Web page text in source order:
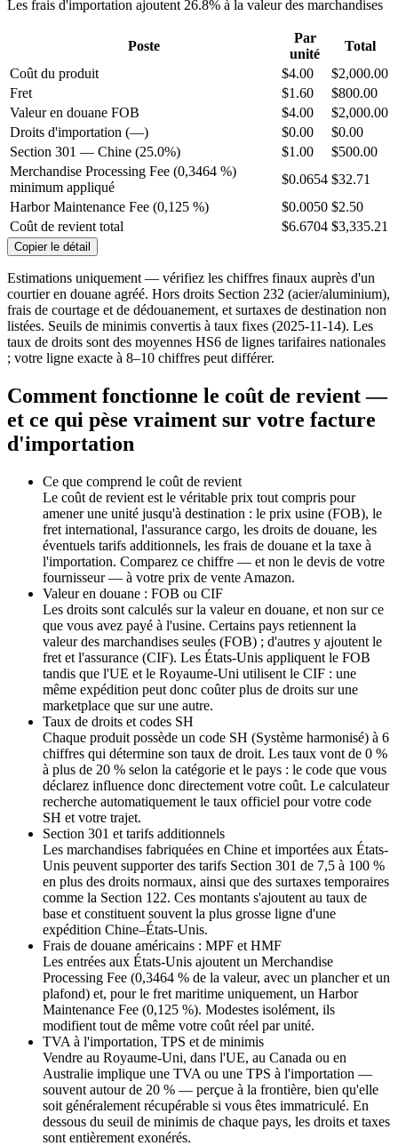
Les frais d'importation ajoutent 26.8% à la valeur des marchandises
Poste
Par
unité
Total
Coût du produit
$4.00
$2,000.00
Fret
$1.60
$800.00
Valeur en douane FOB $4.00
$2,000.00
Droits d'importation (—)
$0.00
$0.00
Section 301 — Chine (25.0%)
$1.00
$500.00
Merchandise Processing Fee (0,3464 %)
minimum appliqué
$0.0654 $32.71
Harbor Maintenance Fee (0,125 %)
$0.0050 $2.50
Coût de revient total
$6.6704 $3,335.21
Copier le détail
Estimations uniquement — vérifiez les chiffres finaux auprès d'un
courtier en douane agréé. Hors droits Section 232 (acier/aluminium),
frais de courtage et de dédouanement, et surtaxes de destination non
listées. Seuils de minimis convertis à taux fixes (2025-11-14). Les
taux de droits sont des moyennes HS6 de lignes tarifaires nationales
; votre ligne exacte à 8–10 chiffres peut différer.
Comment fonctionne le coût de revient —
et ce qui pèse vraiment sur votre facture
d'importation
Ce que comprend le coût de revient
Le coût de revient est le véritable prix tout compris pour
amener une unité jusqu'à destination : le prix usine (FOB), le
fret international, l'assurance cargo, les droits de douane, les
éventuels tarifs additionnels, les frais de douane et la taxe à
l'importation. Comparez ce chiffre — et non le devis de votre
fournisseur — à votre prix de vente Amazon.
Valeur en douane : FOB ou CIF
Les droits sont calculés sur la valeur en douane, et non sur ce
que vous avez payé à l'usine. Certains pays retiennent la
valeur des marchandises seules (FOB) ; d'autres y ajoutent le
fret et l'assurance (CIF). Les États-Unis appliquent le FOB
tandis que l'UE et le Royaume-Uni utilisent le CIF : une
même expédition peut donc coûter plus de droits sur une
marketplace que sur une autre.
Taux de droits et codes SH
Chaque produit possède un code SH (Système harmonisé) à 6
chiffres qui détermine son taux de droit. Les taux vont de 0 %
à plus de 20 % selon la catégorie et le pays : le code que vous
déclarez influence donc directement votre coût. Le calculateur
recherche automatiquement le taux officiel pour votre code
SH et votre trajet.
Section 301 et tarifs additionnels
Les marchandises fabriquées en Chine et importées aux États-
Unis peuvent supporter des tarifs Section 301 de 7,5 à 100 %
en plus des droits normaux, ainsi que des surtaxes temporaires
comme la Section 122. Ces montants s'ajoutent au taux de
base et constituent souvent la plus grosse ligne d'une
expédition Chine–États-Unis.
Frais de douane américains : MPF et HMF
Les entrées aux États-Unis ajoutent un Merchandise
Processing Fee (0,3464 % de la valeur, avec un plancher et un
plafond) et, pour le fret maritime uniquement, un Harbor
Maintenance Fee (0,125 %). Modestes isolément, ils
modifient tout de même votre coût réel par unité.
TVA à l'importation, TPS et de minimis
Vendre au Royaume-Uni, dans l'UE, au Canada ou en
Australie implique une TVA ou une TPS à l'importation —
souvent autour de 20 % — perçue à la frontière, bien qu'elle
soit généralement récupérable si vous êtes immatriculé. En
dessous du seuil de minimis de chaque pays, les droits et taxes
sont entièrement exonérés.